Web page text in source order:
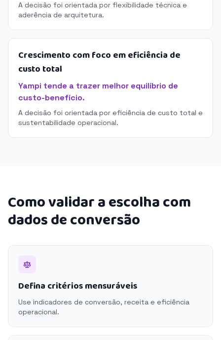
A decisão foi orientada por flexibilidade técnica e
aderência de arquitetura.
Crescimento com foco em eficiência de
custo total
Yampi tende a trazer melhor equilíbrio de
custo-benefício.
A decisão foi orientada por eficiência de custo total e
sustentabilidade operacional.
Como validar a escolha com
dados de conversão
Defina critérios mensuráveis
Use indicadores de conversão, receita e eficiência
operacional.